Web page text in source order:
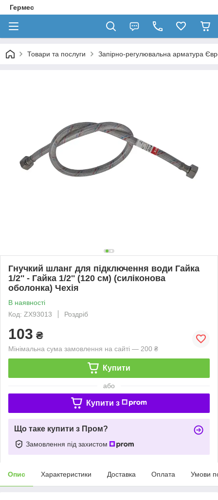
Гермес
Товари та послуги Запірно-регулювальна арматура
Гнучкий шланг для підключення води Гайка
1/2'' - Гайка 1/2'' (120 см) (силіконова
оболонка) Чехія
В наявності
Код: ZX93013
Роздріб
103 ₴
Мінімальна сума замовлення на сайті — 200 ₴
Купити
або
Купити з
Що таке купити з Пром?
Замовлення під захистом
Опис Характеристики Доставка Оплата Умови